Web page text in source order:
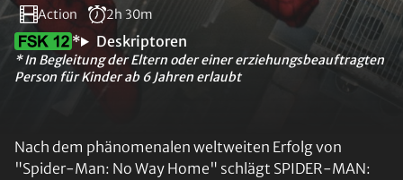
Action 2h 30m
* Deskriptoren
* In Begleitung der Eltern oder einer erziehungsbeauftragten
Person für Kinder ab 6 Jahren erlaubt
Nach dem phänomenalen weltweiten Erfolg von
"Spider-Man: No Way Home" schlägt SPIDER-MAN: